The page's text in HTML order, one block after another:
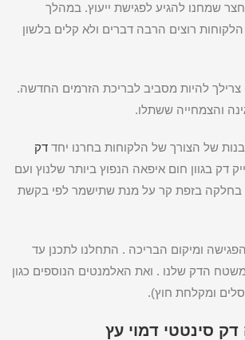
שמחנו להגיע לפגישת ייעוץ. במהלך
רוצים הרבה דברים ולא קלים בלשון
צרילך להיות מסביב לבריכת הזרמים החדשה.
והצמחייה ששתלו.
של הצורך של הלקוחות בחרנו יחד דק
דק בגוון חום איפאה הנפוץ ביותר שלנוץ ועם
בזפת קר על מנת שתישמר לפי בקשת
ומיקום הבריכה . התחלנו לתכנן עד
הדק שלנו . ואת האלמנטים הנוספים כגון
ומקלחת חוץ).
סינטטי דמוי עץ